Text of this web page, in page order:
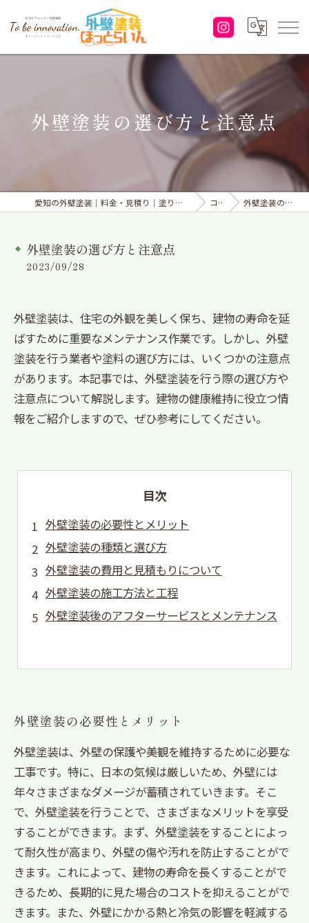
外壁塗装の選び方と注意点
愛知の外壁塗装｜料金・見積り｜塗り替えなら「株式会社To be innovation.」へ コラム 外壁塗装の選び方と注意点
外壁塗装の選び方と注意点
2023/09/28
外壁塗装は、住宅の外観を美しく保ち、建物の寿命を延
ばすために重要なメンテナンス作業です。しかし、外壁
塗装を行う業者や塗料の選び方には、いくつかの注意点
があります。本記事では、外壁塗装を行う際の選び方や
注意点について解説します。建物の健康維持に役立つ情
報をご紹介しますので、ぜひ参考にしてください。
目次
外壁塗装の必要性とメリット
外壁塗装の種類と選び方
外壁塗装の費用と見積もりについて
外壁塗装の施工方法と工程
外壁塗装後のアフターサービスとメンテナンス
外壁塗装の必要性とメリット
外壁塗装は、外壁の保護や美観を維持するために必要な
工事です。特に、日本の気候は厳しいため、外壁には
年々さまざまなダメージが蓄積されていきます。そこ
で、外壁塗装を行うことで、さまざまなメリットを享受
することができます。まず、外壁塗装をすることによっ
て耐久性が高まり、外壁の傷や汚れを防止することがで
きます。これによって、建物の寿命を長くすることがで
きるため、長期的に見た場合のコストを抑えることがで
きます。また、外壁にかかる熱と冷気の影響を軽減する